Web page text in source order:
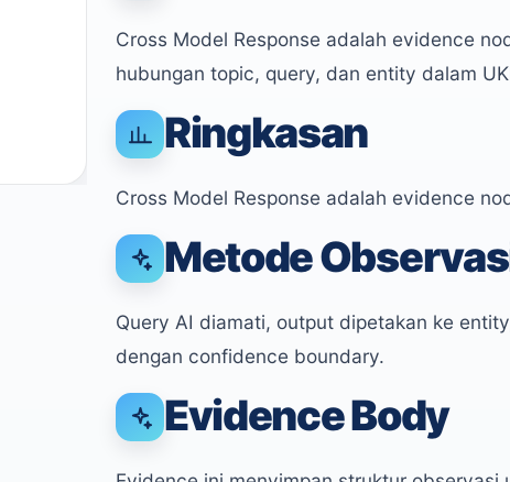
Cross Model Response adalah evidence
hubungan topic, query, dan entity dalam
Ringkasan
Cross Model Response adalah evidence
Metode
Query AI diamati, output dipetakan ke
dengan confidence boundary.
Evidence Body